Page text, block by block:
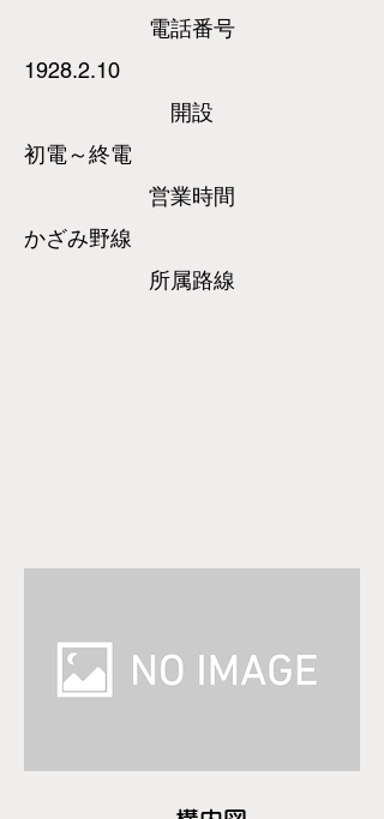
​電話番号
1928.2.10
​開設
初電～終電
営業時間
かざみ野線
所属路線